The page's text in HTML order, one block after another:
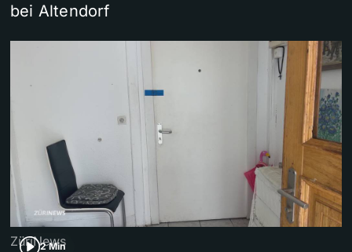
bei Altendorf
2 Min
ZüriNews